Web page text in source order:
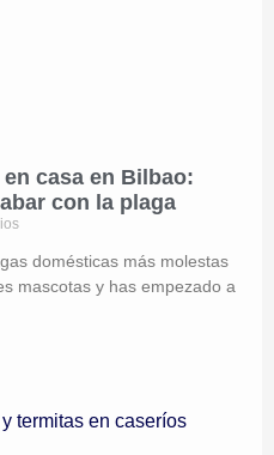
casa en Bilbao:
con la plaga
domésticas más molestas
mascotas y has empezado a